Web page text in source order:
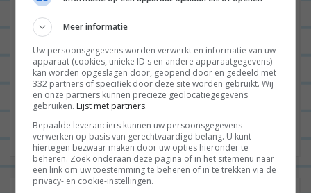
vind het een dikke aanrader!
VORIGE POST
Meer informatie
Uw persoonsgegevens worden verwerkt en informatie van uw
apparaat (cookies, unieke ID's en andere apparaatgegevens)
kan worden opgeslagen door, geopend door en gedeeld met
332 partners of specifiek door deze site worden gebruikt. Wij
en onze partners kunnen precieze geolocatiegegevens
gebruiken. Lijst met partners.
Bepaalde leveranciers kunnen uw persoonsgegevens
verwerken op basis van gerechtvaardigd belang. U kunt
hiertegen bezwaar maken door uw opties hieronder te
beheren. Zoek onderaan deze pagina of in het sitemenu naar
een link om uw toestemming te beheren of in te trekken via de
privacy- en cookie-instellingen.